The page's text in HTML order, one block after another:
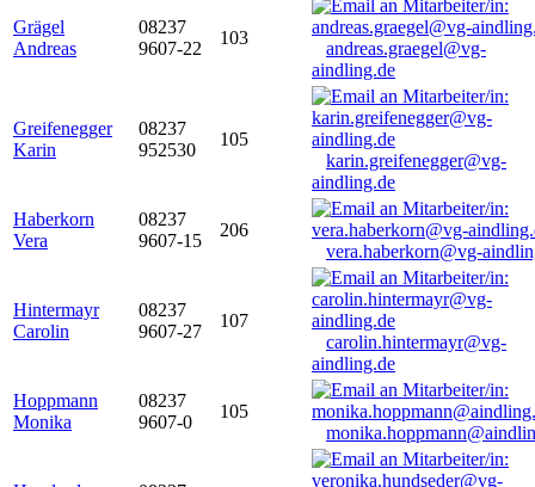
Grägel
Andreas
08237
9607-22
103
andreas.graegel@vg-
aindling.de
Greifenegger
Karin
08237
952530
105
karin.greifenegger@vg-
aindling.de
Haberkorn
Vera
08237
9607-15
206
vera.haberkorn@vg-
Hintermayr
Carolin
08237
9607-27
107
carolin.hintermayr@vg-
aindling.de
Hoppmann
Monika
08237
9607-0
105